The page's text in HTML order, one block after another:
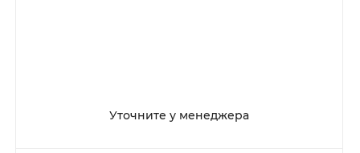
Уточните у менеджера